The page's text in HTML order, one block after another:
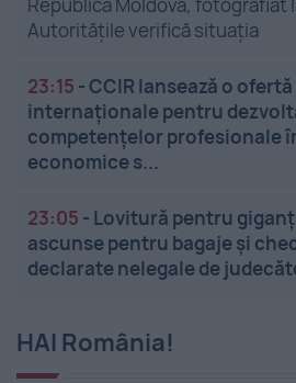
Autoritățile verifică situația
23:15 -CCIR lansează o
internaționale pentru
competențelor profesionale
economice s...
23:05 - Lovitură pentru
ascunse pentru bagaje și
declarate nelegale de
HAI România!